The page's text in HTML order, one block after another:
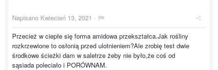
Napisano Kwiecień 13, 2021 ·
Przecież w ciepłe się forma amidowa przekształca.Jak rośliny
rozkrzewione to osłonią przed ulotnieniem?Ale zrobię test dwie
środkowe ścieżki dam w saletrze żeby nie było,że coś od
sąsiada poleciało i PORÓWNAM.